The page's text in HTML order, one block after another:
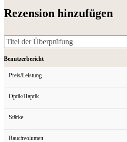
Rezension hinzufügen
Benutzerbericht
Preis/Leistung
Optik/Haptik
Stärke
Rauchvolumen